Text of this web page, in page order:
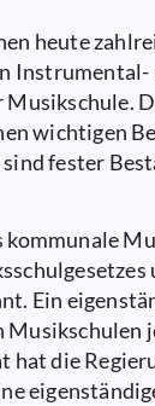
heute
Instrumental-
wichtigen
fester
Ein
Musikschulen
hat die